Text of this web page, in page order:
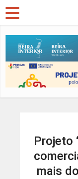
Projeto
mais